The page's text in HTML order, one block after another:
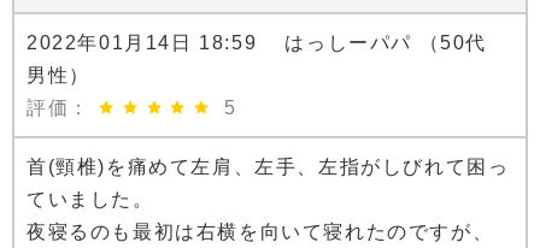
2022年01月14日 18:59 はっしーパパ （50代
男性）
評価：
5
首(頸椎)を痛めて左肩、左手、左指がしびれて困っ
ていました。
夜寝るのも最初は右横を向いて寝れたのですが、